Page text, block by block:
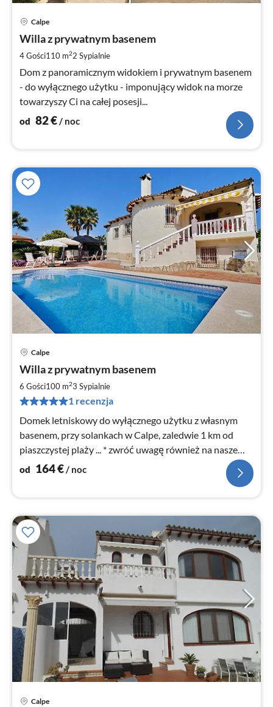
Calpe
Willa z prywatnym basenem
4 Gości110 m22 Sypialnie
Dom z panoramicznym widokiem i prywatnym basenem
- do wyłącznego użytku - imponujący widok na morze
towarzyszy Ci na całej posesji...
od 82€/ noc
Calpe
Willa z prywatnym basenem
6 Gości100 m23 Sypialnie
1 recenzja
Domek letniskowy do wyłącznego użytku z własnym
basenem, przy solankach w Calpe, zaledwie 1 km od
piaszczystej plaży ... * zwróć uwagę również na nasze
oszczędnościowe terminy przy wynajmie na 3 tygodnie
od 164€/ noc
Calpe